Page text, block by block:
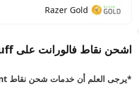
Razer Gold
اشحن نقاط فالورانت على BuffBuff
*يرجى العلم أن خدمات شحن نقاط Valorant غير متاحة حاليًا في روسيا.